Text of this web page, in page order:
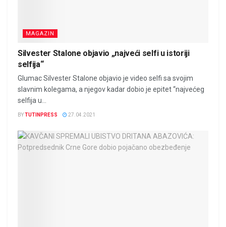
MAGAZIN
Silvester Stalone objavio „najveći selfi u istoriji
selfija“
Glumac Silvester Stalone objavio je video selfi sa svojim
slavnim kolegama, a njegov kadar dobio je epitet “najvećeg
selfija u...
BYTUTINPRESS 27.04.2021